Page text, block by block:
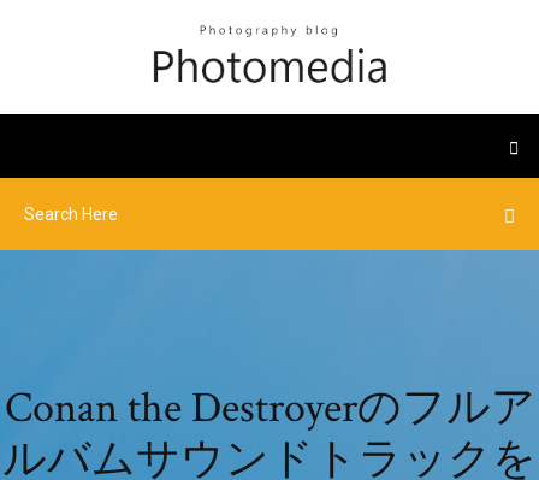
Conan the Destroyerのフルア
ルバムサウンドトラックを